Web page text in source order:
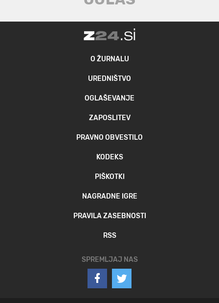
O ŽURNALU
UREDNIŠTVO
OGLAŠEVANJE
ZAPOSLITEV
PRAVNO OBVESTILO
KODEKS
PIŠKOTKI
NAGRADNE IGRE
PRAVILA ZASEBNOSTI
RSS
SPREMLJAJ NAS